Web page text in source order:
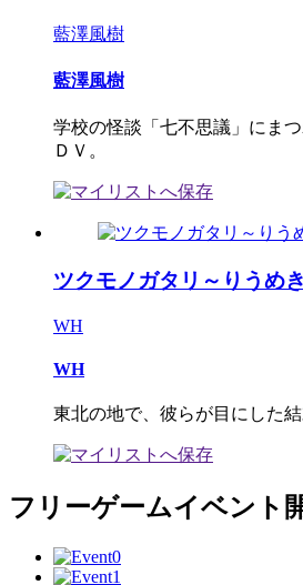
藍澤風樹
藍澤風樹
学校の怪談「七不思議」にま
ＤＶ。
ツクモノガタリ～りうめ
WH
WH
東北の地で、彼らが目にした結
フリーゲームイベント